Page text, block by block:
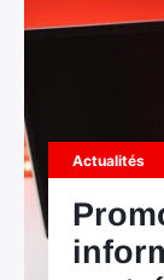
Actualités